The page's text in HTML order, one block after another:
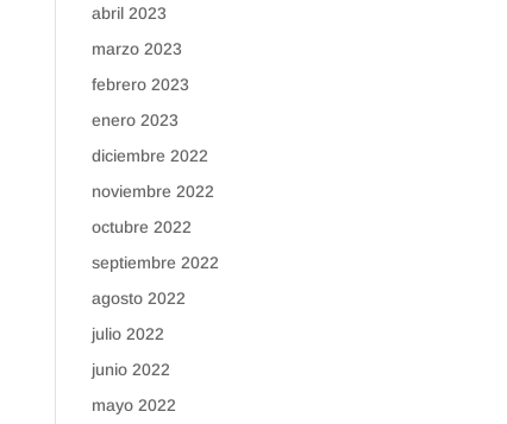
abril 2023
marzo 2023
febrero 2023
enero 2023
diciembre 2022
noviembre 2022
octubre 2022
septiembre 2022
agosto 2022
julio 2022
junio 2022
mayo 2022